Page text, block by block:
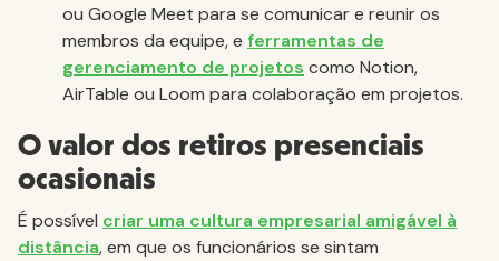
ou Google Meet para se comunicar e reunir os
membros da equipe, e ferramentas de
gerenciamento de projetos como Notion,
AirTable ou Loom para colaboração em projetos.
O valor dos retiros presenciais
ocasionais
É possível criar uma cultura empresarial amigável à
distância, em que os funcionários se sintam